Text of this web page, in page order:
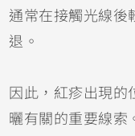
通常在接觸光線後
退。
因此，紅疹出現的
曬有關的重要線索